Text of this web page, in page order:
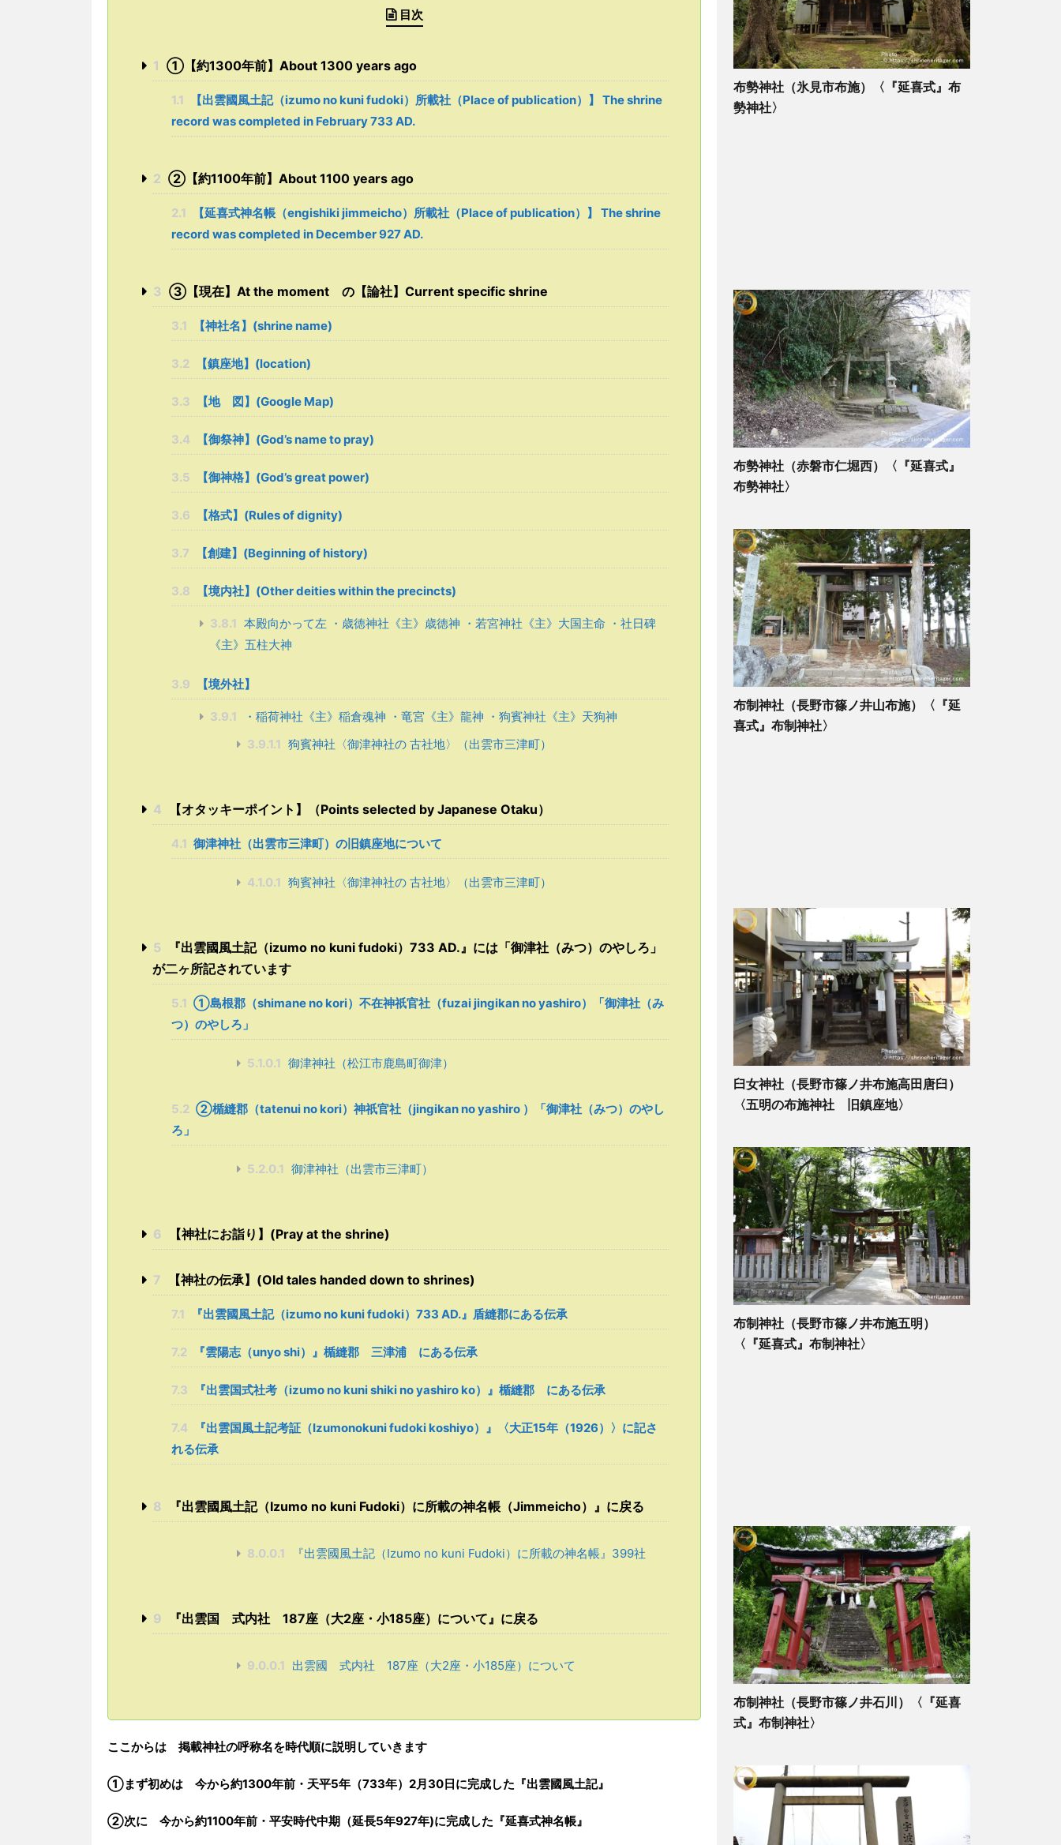
目次
1 ①【約1300年前】About 1300 years ago
1.1
【出雲國風土記（izumo no kuni fudoki）所載社（Place of publication）】 The shrine
record was completed in February 733 AD.
2 ➁【約1100年前】About 1100 years ago
2.1
【延喜式神名帳（engishiki jimmeicho）所載社（Place of publication）】 The shrine
record was completed in December 927 AD.
3 ➂【現在】At the moment の【論社】Current specific shrine
3.1 【神社名】(shrine name)
3.2 【鎮座地】(location)
3.3 【地 図】(Google Map)
3.4 【御祭神】(God’s name to pray)
3.5 【御神格】(God’s great power)
3.6 【格式】(Rules of dignity)
3.7 【創建】(Beginning of history)
3.8 【境内社】(Other deities within the precincts)
3.8.1 本殿向かって左 ・歳徳神社《主》歳徳神 ・若宮神社《主》大国主命 ・社日碑
《主》五柱大神
3.9 【境外社】
3.9.1
・稲荷神社《主》稲倉魂神 ・竜宮《主》龍神 ・狗賓神社《主》天狗神
3.9.1.1 狗賓神社〈御津神社の 古社地〉（出雲市三津町）
4 【オタッキーポイント】（Points selected by Japanese Otaku）
4.1 御津神社（出雲市三津町）の旧鎮座地について
4.1.0.1 狗賓神社〈御津神社の 古社地〉（出雲市三津町）
5
『出雲國風土記（izumo no kuni fudoki）733 AD.』には「御津社（みつ）のやしろ」
が二ヶ所記されています
5.1 ①島根郡（shimane no kori）不在神祇官社（fuzai jingikan no yashiro）「御津社（み
つ）のやしろ」
5.1.0.1 御津神社（松江市鹿島町御津）
5.2 ➁楯縫郡（tatenui no kori）神祇官社（jingikan no yashiro ）「御津社（みつ）のやし
ろ」
5.2.0.1 御津神社（出雲市三津町）
6 【神社にお詣り】(Pray at the shrine)
7 【神社の伝承】(Old tales handed down to shrines)
7.1 『出雲國風土記（izumo no kuni fudoki）733 AD.』盾縫郡にある伝承
7.2 『雲陽志（unyo shi）』楯縫郡 三津浦 にある伝承
7.3 『出雲国式社考（izumo no kuni shiki no yashiro ko）』楯縫郡 にある伝承
7.4
『出雲国風土記考証（Izumonokuni fudoki koshiyo）』〈大正15年（1926）〉に記さ
れる伝承
8 『出雲國風土記（Izumo no kuni Fudoki）に所載の神名帳（Jimmeicho）』に戻る
8.0.0.1 『出雲國風土記（Izumo no kuni Fudoki）に所載の神名帳』399社
9 『出雲国 式内社 187座（大2座・小185座）について』に戻る
9.0.0.1 出雲國 式内社 187座（大2座・小185座）について
ここからは 掲載神社の呼称名を時代順に説明していきます
①まず初めは 今から約1300年前・ 天平5年（733年）2月30日に完成した 『出雲國風土記』
➁次に 今から約1100年前・ 平安時代中期（延長5年927年)に完成した 『延喜式神名帳』
布勢神社（氷見市布施）〈『延喜式』布
勢神社〉
布勢神社（赤磐市仁堀西）〈『延喜式』
布勢神社〉
布制神社（長野市篠ノ井山布施）〈『延
喜式』布制神社〉
臼女神社（長野市篠ノ井布施高田唐臼）
〈五明の布施神社 旧鎮座地〉
布制神社（長野市篠ノ井布施五明）
〈『延喜式』布制神社〉
布制神社（長野市篠ノ井石川）〈『延喜
式』布制神社〉